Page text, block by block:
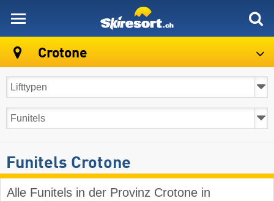
Crotone
Funitels Crotone
Alle Funitels in der Provinz Crotone in